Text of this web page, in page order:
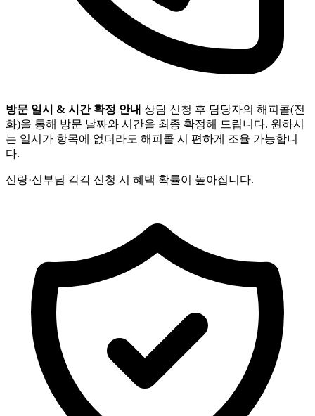
방문 일시 & 시간 확정 안내 상담 신청 후 담당자의 해피콜(전
화)을 통해 방문 날짜와 시간을 최종 확정해 드립니다. 원하시
는 일시가 항목에 없더라도 해피콜 시 편하게 조율 가능합니
다.
신랑·신부님 각각 신청 시 혜택 확률이 높아집니다.